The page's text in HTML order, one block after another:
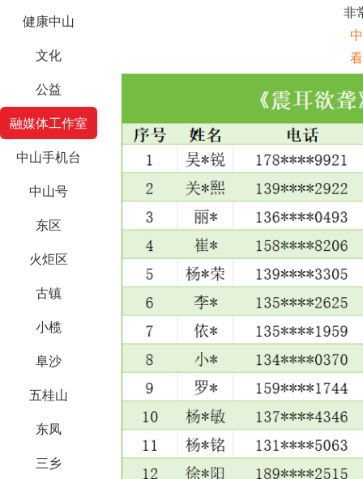
健康中山
文化
公益
融媒体工作室
中山手机台
中山号
东区
火炬区
古镇
小榄
阜沙
五桂山
东凤
三乡
非